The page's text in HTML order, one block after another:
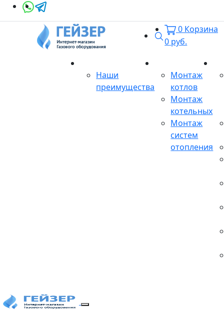
Поиск
0 Корзина
0 руб.
Наши
преимущества
Монтаж
котлов
Монтаж
котельных
Монтаж
систем
отопления